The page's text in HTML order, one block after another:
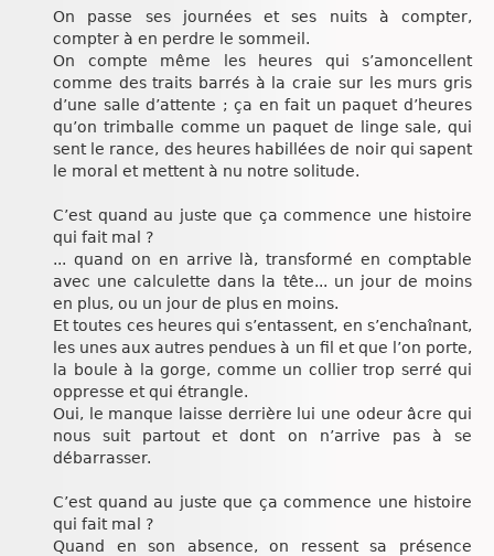
On passe ses journées et ses nuits à compter,
compter à en perdre le sommeil.
On compte même les heures qui s’amoncellent
comme des traits barrés à la craie sur les murs gris
d’une salle d’attente ; ça en fait un paquet d’heures
qu’on trimballe comme un paquet de linge sale, qui
sent le rance, des heures habillées de noir qui sapent
le moral et mettent à nu notre solitude.
C’est quand au juste que ça commence une histoire
qui fait mal ?
... quand on en arrive là, transformé en comptable
avec une calculette dans la tête... un jour de moins
en plus, ou un jour de plus en moins.
Et toutes ces heures qui s’entassent, en s’enchaînant,
les unes aux autres pendues à un fil et que l’on porte,
la boule à la gorge, comme un collier trop serré qui
oppresse et qui étrangle.
Oui, le manque laisse derrière lui une odeur âcre qui
nous suit partout et dont on n’arrive pas à se
débarrasser.
C’est quand au juste que ça commence une histoire
qui fait mal ?
Quand en son absence, on ressent sa présence